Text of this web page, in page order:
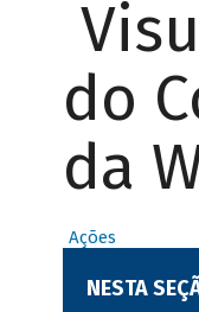
do
da
Ações
NESTA